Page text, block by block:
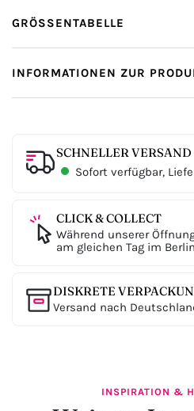
GRÖSSENTABELLE
INFORMATIONEN ZUR
SCHNELLER VERSAND
Sofort verfügbar,
CLICK & COLLECT
Während unserer
am gleichen Tag im
DISKRETE
Versand nach
INSPIRATION &